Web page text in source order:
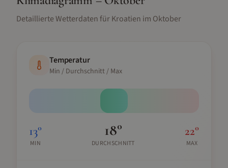
Detaillierte Wetterdaten fürKroatien im Oktober
Temperatur
Min / Durchschnitt / Max
13°
MIN
18°
DURCHSCHNITT
22°
MAX